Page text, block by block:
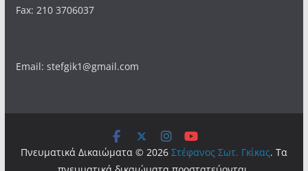
Fax: 210 3706037
Email: stefgik1@gmail.com
Πνευματικά Δικαιώματα © 2026 Στέφανος Σωτ. Γκίκας. Τα